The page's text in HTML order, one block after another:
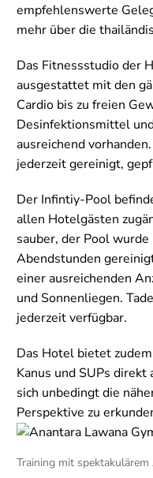
empfehlenswerte
mehr über die
Das Fitnessstudio der
ausgestattet mit den
Cardio bis zu freien
Desinfektionsmittel
ausreichend
jederzeit gereinigt,
Der Infintiy-Pool
allen Hotelgästen
sauber, der Pool
Abendstunden
einer ausreichenden
und Sonnenliegen.
jederzeit verfügbar.
Das Hotel bietet
Kanus und SUPs
sich unbedingt die
Perspektive zu
Training mit spektakulärem